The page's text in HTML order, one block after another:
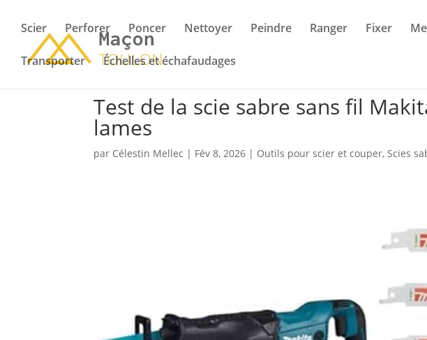
Scier Perforer Poncer Nettoyer Peindre Ranger Fixer
Transporter Échelles et échafaudages
Test de la scie sabre sans fil
lames
par Célestin Mellec | Fév 8, 2026 | Outils pour scier et couper,Scies